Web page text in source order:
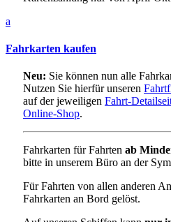
a
Fahrkarten kaufen
Neu: Sie können nun alle
Nutzen Sie hierfür unseren
auf der jeweiligen Fahrt-
Online-Shop.
Fahrkarten für Fahrten ab
bitte in unserem Büro an der
Für Fahrten von allen anderen
Fahrkarten an Bord gelöst.